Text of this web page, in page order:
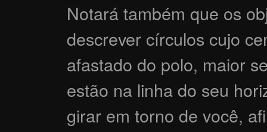
Notará também que os
descrever círculos cujo
afastado do polo, maior
estão na linha do seu
girar em torno de você,